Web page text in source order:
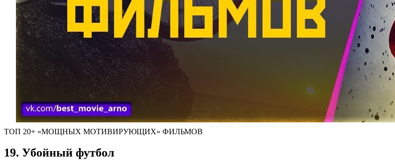
ТОП 20+ «МОЩНЫХ МОТИВИРУЮЩИХ» ФИЛЬМОВ
19. Убойный футбол